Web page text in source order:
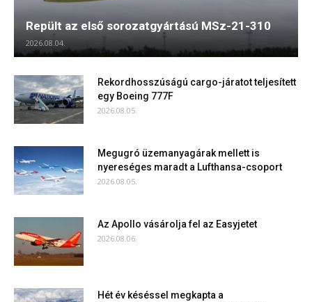
Repült az első sorozatgyártású MSz-21-310
2026.08.04.
Rekordhosszúságú cargo-járatot teljesített
egy Boeing 777F
2026.08.05.
Megugró üzemanyagárak mellett is
nyereséges maradt a Lufthansa-csoport
2026.08.05.
Az Apollo vásárolja fel az Easyjetet
2026.08.06.
Hét év késéssel megkapta a